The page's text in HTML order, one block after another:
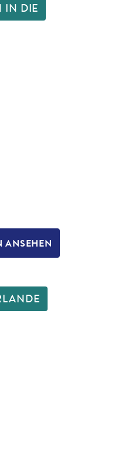
IN DIE
ANSEHEN